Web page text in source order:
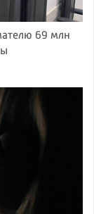
69 млн